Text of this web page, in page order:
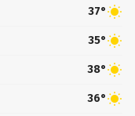
37°
35°
38°
36°